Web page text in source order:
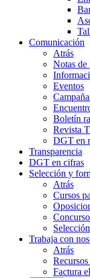
Comunicación
Atrás
Notas de
Eventos
Boletín
Revista
DGT en
Transparencia
DGT en cifras
Selección y
Atrás
Cursos
Trabaja con
Atrás
Factura